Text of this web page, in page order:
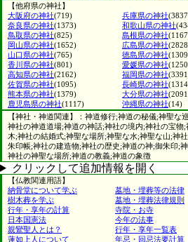
【他府県の神社】
大阪府の神社(719) 兵庫県の神社
奈良県の神社(1373) 和歌山県の神社
鳥取県の神社(825) 島根県の神社
岡山県の神社(1652) 広島県の神社
山口県の神社(765) 徳島県の神社
香川県の神社(801) 愛媛県の神社
高知県の神社(2162) 福岡県の神社
佐賀県の神社(1095) 長崎県の神社
熊本県の神社(1379) 大分県の神社
鹿児島県の神社(1117) 沖縄県の神社(14)
【神社・神道関連】：神道修行;神道の秘儀;神聖な
神社の神道道場;神道の神話;神社の境内;神社の宝物
木;神社の結婚式;神聖な場所;神聖な水;神聖な山;神
朱印帳;神社の建造物;神社の歴史;神道の神;御朱印;
神社の神聖な場所;神道の教義;神道の象徴
クリックして追加情報を開く
【仏教関連用語】
納骨堂について学ぶ
墓地・埋葬等の法律
樹木葬を学ぶ
墓地・埋葬法律規則
行年・享年の計算
寺院・お寺
日本国憲法
今年の法事
親鸞聖人とは？
行年・享年一覧表
蓮如上人について
年忌・回忌法要計算